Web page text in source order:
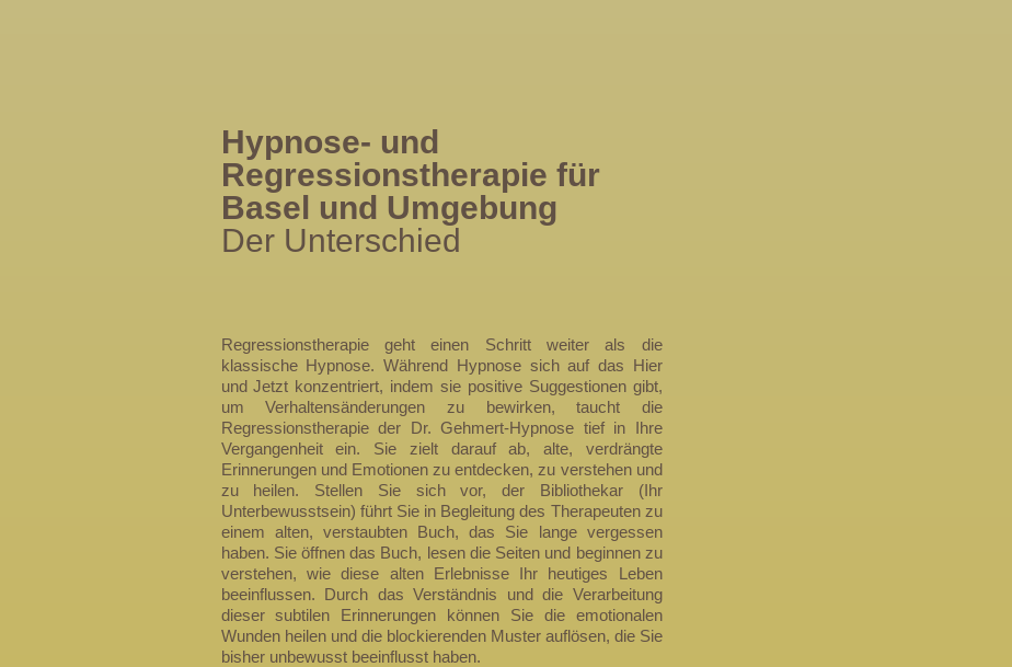
Hypnose- und
Regressionstherapie für
Basel und Umgebung
Der Unterschied
Regressionstherapie geht einen Schritt weiter als die
klassische Hypnose. Während Hypnose sich auf das Hier
und Jetzt konzentriert, indem sie positive Suggestionen gibt,
um Verhaltensänderungen zu bewirken, taucht die
Regressionstherapie der Dr. Gehmert-Hypnose tief in Ihre
Vergangenheit ein. Sie zielt darauf ab, alte, verdrängte
Erinnerungen und Emotionen zu entdecken, zu verstehen und
zu heilen. Stellen Sie sich vor, der Bibliothekar (Ihr
Unterbewusstsein) führt Sie in Begleitung des Therapeuten zu
einem alten, verstaubten Buch, das Sie lange vergessen
haben. Sie öffnen das Buch, lesen die Seiten und beginnen zu
verstehen, wie diese alten Erlebnisse Ihr heutiges Leben
beeinflussen. Durch das Verständnis und die Verarbeitung
dieser subtilen Erinnerungen können Sie die emotionalen
Wunden heilen und die blockierenden Muster auflösen, die Sie
bisher unbewusst beeinflusst haben.